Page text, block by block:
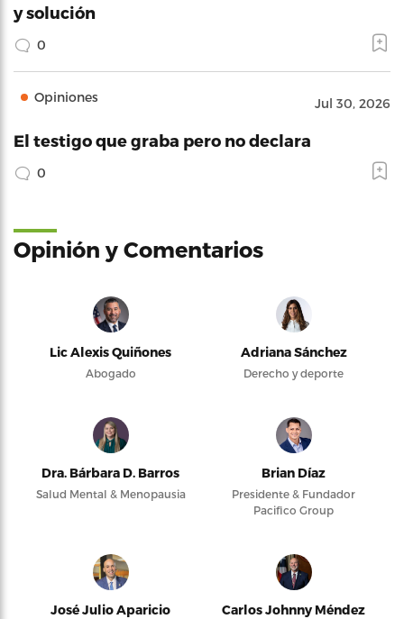
y solución
0
Opiniones Jul 30, 2026
El testigo que graba pero no declara
0
Opinión y Comentarios
Lic Alexis Quiñones
Abogado
Adriana Sánchez
Derecho y deporte
Dra. Bárbara D. Barros
Salud Mental & Menopausia
Brian Díaz
Presidente & Fundador
Pacifico Group
José Julio Aparicio
Carlos Johnny Méndez